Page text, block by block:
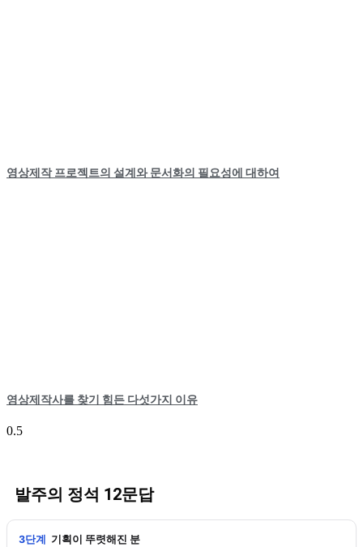
영상제작 프로젝트의 설계와 문서화의 필요성에 대하여
영상제작사를 찾기 힘든 다섯가지 이유
발주의 정석 12문답
3단계 기획이 뚜렷해진 분